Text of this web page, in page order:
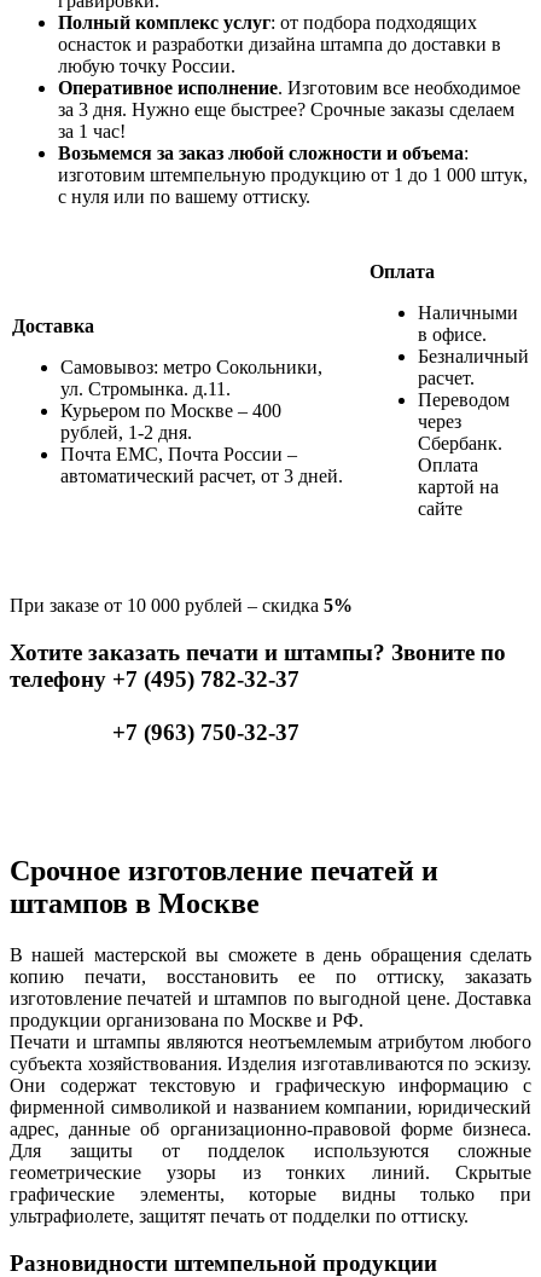
Полный комплекс услуг: от подбора подходящих
оснасток и разработки дизайна штампа до доставки в
любую точку России.
Оперативное исполнение. Изготовим все необходимое
за 3 дня. Нужно еще быстрее? Срочные заказы сделаем
за 1 час!
Возьмемся за заказ любой сложности и объема:
изготовим штемпельную продукцию от 1 до 1 000 штук,
с нуля или по вашему оттиску.
Доставка
Самовывоз: метро Сокольники,
ул. Стромынка. д.11.
Курьером по Москве – 400
рублей, 1-2 дня.
Почта ЕМС, Почта России –
автоматический расчет, от 3 дней.
Оплата
Наличными
в офисе.
Безналичный
расчет.
Переводом
через
Сбербанк.
Оплата
картой на
сайте
При заказе от 10 000 рублей – скидка 5%
Хотите заказать печати и штампы? Звоните по
телефону +7 (495) 782-32-37
+7 (963) 750-32-37
Срочное изготовление печатей и
штампов в Москве
В нашей мастерской вы сможете в день обращения сделать
копию печати, восстановить ее по оттиску, заказать
изготовление печатей и штампов по выгодной цене. Доставка
продукции организована по Москве и РФ.
Печати и штампы являются неотъемлемым атрибутом любого
субъекта хозяйствования. Изделия изготавливаются по эскизу.
Они содержат текстовую и графическую информацию с
фирменной символикой и названием компании, юридический
адрес, данные об организационно-правовой форме бизнеса.
Для защиты от подделок используются сложные
геометрические узоры из тонких линий. Скрытые
графические элементы, которые видны только при
ультрафиолете, защитят печать от подделки по оттиску.
Разновидности штемпельной продукции